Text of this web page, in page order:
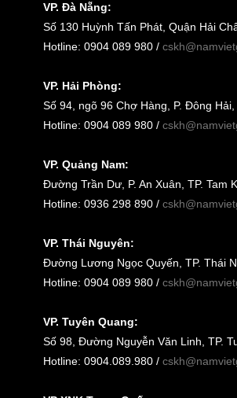
VP. Đà Nẵng:
Số 130 Huỳnh Tấn Phát, Quận Hải
Hotline: 0904 089 980 /
VP. Hải Phòng:
Số 94, ngõ 96 Chợ Hàng, P. Đông
Hotline: 0904 089 980 /
VP. Quảng Nam:
Đường Trần Dư, P. An Xuân, TP. Tam
Hotline: 0936 298 890 /
VP. Thái Nguyên:
Đường Lương Ngọc Quyến, TP. Thái
Hotline: 0904 089 980 /
VP. Tuyên Quang:
Số 98, Đường Nguyễn Văn Linh, TP.
Hotline: 0904.089.980 /